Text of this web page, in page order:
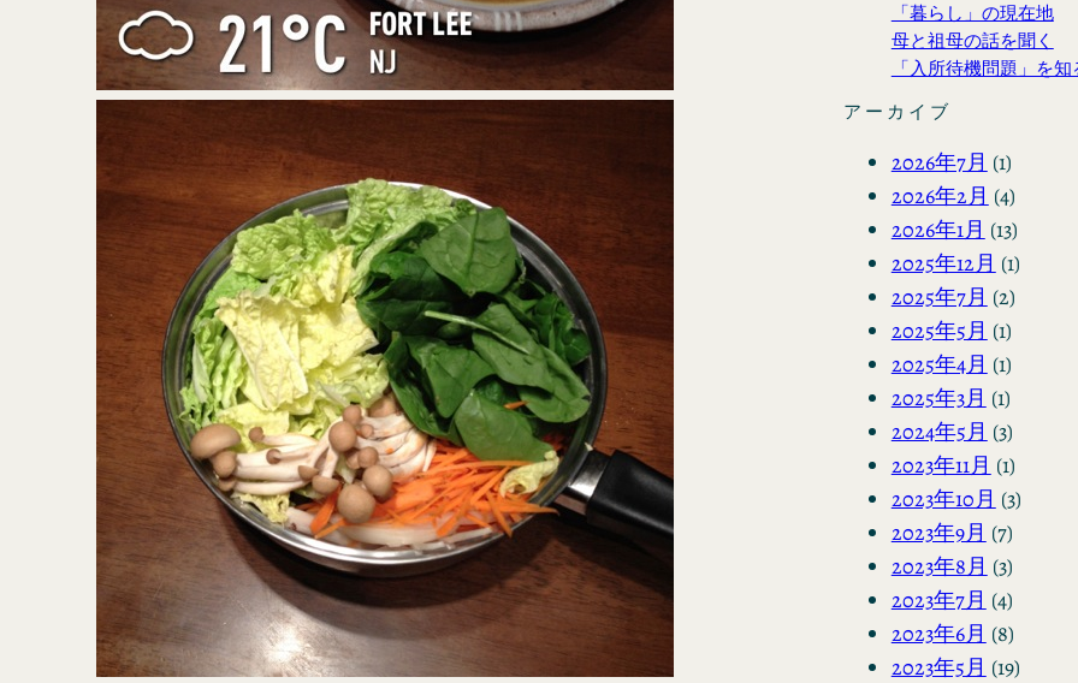
「暮らし」の現在地
母と祖母の話を聞く
「入所待機問題」を知
アーカイブ
2026年7月 (1)
2026年2月 (4)
2026年1月 (13)
2025年12月 (1)
2025年7月 (2)
2025年5月 (1)
2025年4月 (1)
2025年3月 (1)
2024年5月 (3)
2023年11月 (1)
2023年10月 (3)
2023年9月 (7)
2023年8月 (3)
2023年7月 (4)
2023年6月 (8)
2023年5月 (19)